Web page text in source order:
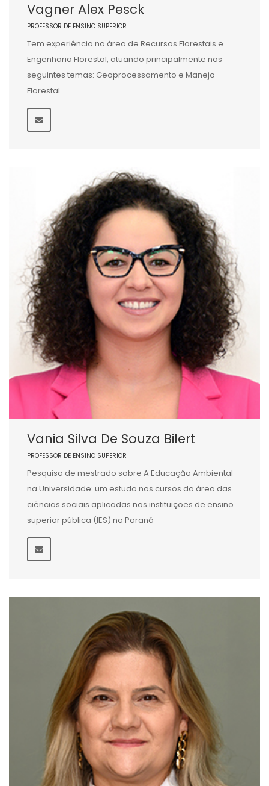
Vagner Alex Pesck
PROFESSOR DE ENSINO SUPERIOR
Tem experiência na área de Recursos Florestais e
Engenharia Florestal, atuando principalmente nos
seguintes temas: Geoprocessamento e Manejo
Florestal
Vania Silva De Souza Bilert
PROFESSOR DE ENSINO SUPERIOR
Pesquisa de mestrado sobre A Educação Ambiental
na Universidade: um estudo nos cursos da área das
ciências sociais aplicadas nas instituições de ensino
superior pública (IES) no Paraná